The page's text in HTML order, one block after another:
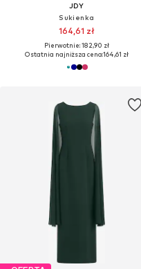
JDY
Sukienka
164,61 zł
Pierwotnie: 182,90 zł
Ostatnia najniższa cena:164,61 zł